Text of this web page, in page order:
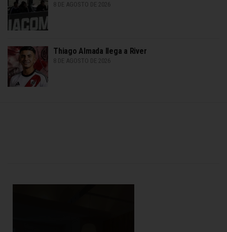
8 DE AGOSTO DE 2026
Thiago Almada llega a River
8 DE AGOSTO DE 2026